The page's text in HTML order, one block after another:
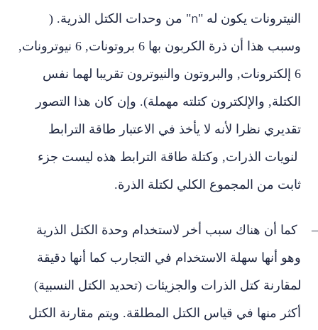
النيترونات يكون له "n" من وحدات الكتل الذرية. (
وسبب هذا أن ذرة الكربون بها 6 بروتونات, 6 نيوترونات,
6 إلكترونات, والبروتون والنيوترون تقريبا لهما نفس
الكتلة, والإلكترون كتلته مهملة). وإن كان هذا التصور
تقديري نظرا لأنه لا يأخذ في الاعتبار طاقة الترابط
لنويات الذرات, وكتلة طاقة الترابط هذه ليست جزء
ثابت من المجموع الكلي لكتلة الذرة.
– كما أن هناك سبب أخر لاستخدام وحدة الكتل الذرية
وهو أنها سهلة الاستخدام في التجارب كما أنها دقيقة
لمقارنة كتل الذرات والجزيئات (تحديد الكتل النسبية)
أكثر منها في قياس الكتل المطلقة. ويتم مقارنة الكتل